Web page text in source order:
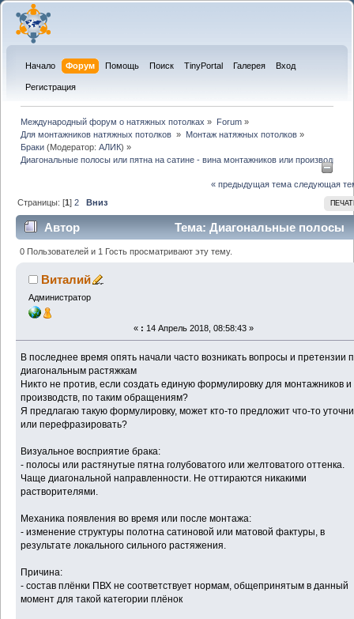
Начало Форум Помощь Поиск TinyPortal Галерея Вход
Регистрация
Международный форум о натяжных потолках » Forum»
Для монтажников натяжных потолков » Монтаж натяжных потолков»
Браки (Модератор:АЛИК) »
Диагональные полосы или пятна на сатине - вина монтажников или
« предыдущая тема следующая
Страницы: [1]2 Вниз
Автор
Тема: Диагональные полосы
или пятна на сатине - вина монтажников или
производителей (Прочитано 39618 раз)
0 Пользователей и 1 Гость просматривают эту тему.
Виталий
Администратор
« : 14 Апрель 2018, 08:58:43 »
В последнее время опять начали часто возникать вопросы и претензии
диагональным растяжкам
Никто не против, если создать единую формулировку для монтажников и
производств, по таким обращениям?
Я предлагаю такую формулировку, может кто-то предложит что-то
или перефразировать?
Визуальное восприятие брака:
- полосы или растянутые пятна голубоватого или желтоватого оттенка.
Чаще диагональной направленности. Не оттираются никакими
растворителями.
Механика появления во время или после монтажа:
- изменение структуры полотна сатиновой или матовой фактуры, в
результате локального сильного растяжения.
Причина:
- состав плёнки ПВХ не соответствует нормам, общепринятым в данный
момент для такой категории плёнок